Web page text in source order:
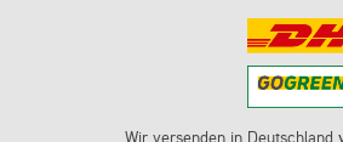
Wir versenden in Deutschland